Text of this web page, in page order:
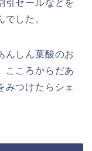
引セールなどを
した。
んしん葉酸のお
こころからだあ
みつけたらシェ